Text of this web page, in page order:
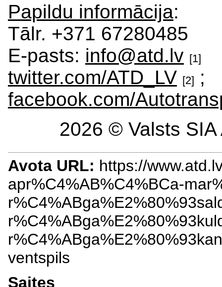
Papildu informācija:
Tālr. +371 67280485
E-pasts: info@atd.lv [1]
twitter.com/ATD_LV [2] ;
facebook.com/
2026 © Valsts
Avota URL: https://
apr%C4%AB%C4%BCa-
ventspils
Saites